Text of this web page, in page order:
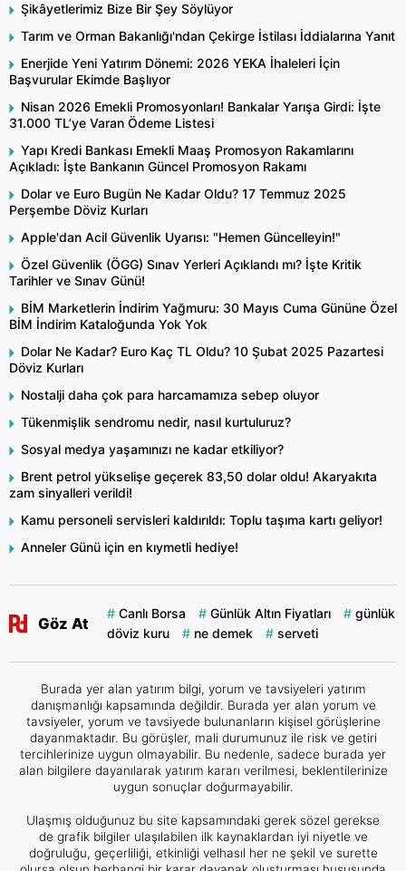
Şikâyetlerimiz Bize Bir Şey Söylüyor
Tarım ve Orman Bakanlığı'ndan Çekirge İstilası İddialarına Yanıt
Enerjide Yeni Yatırım Dönemi: 2026 YEKA İhaleleri İçin
Başvurular Ekimde Başlıyor
Nisan 2026 Emekli Promosyonları! Bankalar Yarışa Girdi: İşte
31.000 TL’ye Varan Ödeme Listesi
Yapı Kredi Bankası Emekli Maaş Promosyon Rakamlarını
Açıkladı: İşte Bankanın Güncel Promosyon Rakamı
Dolar ve Euro Bugün Ne Kadar Oldu? 17 Temmuz 2025
Perşembe Döviz Kurları
Apple'dan Acil Güvenlik Uyarısı: "Hemen Güncelleyin!"
Özel Güvenlik (ÖGG) Sınav Yerleri Açıklandı mı? İşte Kritik
Tarihler ve Sınav Günü!
BİM Marketlerin İndirim Yağmuru: 30 Mayıs Cuma Gününe Özel
BİM İndirim Kataloğunda Yok Yok
Dolar Ne Kadar? Euro Kaç TL Oldu? 10 Şubat 2025 Pazartesi
Döviz Kurları
Nostalji daha çok para harcamamıza sebep oluyor
Tükenmişlik sendromu nedir, nasıl kurtuluruz?
Sosyal medya yaşamınızı ne kadar etkiliyor?
Brent petrol yükselişe geçerek 83,50 dolar oldu! Akaryakıta
zam sinyalleri verildi!
Kamu personeli servisleri kaldırıldı: Toplu taşıma kartı geliyor!
Anneler Günü için en kıymetli hediye!
Göz At
Canlı Borsa Günlük Altın Fiyatları
günlük
döviz kuru
ne demek serveti
Burada yer alan yatırım bilgi, yorum ve tavsiyeleri yatırım
danışmanlığı kapsamında değildir. Burada yer alan yorum ve
tavsiyeler, yorum ve tavsiyede bulunanların kişisel görüşlerine
dayanmaktadır. Bu görüşler, mali durumunuz ile risk ve getiri
tercihlerinize uygun olmayabilir. Bu nedenle, sadece burada yer
alan bilgilere dayanılarak yatırım kararı verilmesi, beklentilerinize
uygun sonuçlar doğurmayabilir.
Ulaşmış olduğunuz bu site kapsamındaki gerek sözel gerekse
de grafik bilgiler ulaşılabilen ilk kaynaklardan iyi niyetle ve
doğruluğu, geçerliliği, etkinliği velhasıl her ne şekil ve surette